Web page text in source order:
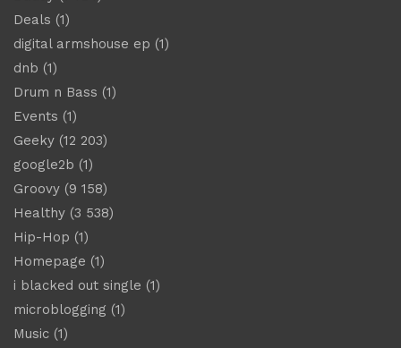
Deals (1)
digital armshouse ep (1)
dnb (1)
Drum n Bass (1)
Events (1)
Geeky (12 203)
google2b (1)
Groovy (9 158)
Healthy (3 538)
Hip-Hop (1)
Homepage (1)
i blacked out single (1)
microblogging (1)
Music (1)